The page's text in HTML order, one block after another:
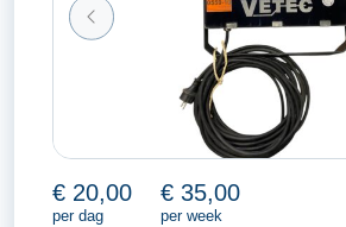
€ 20,00
per dag
€ 35,00
per week